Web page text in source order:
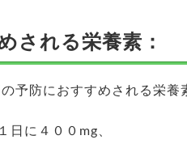
される栄養素：
予防におすすめされる栄養
に４００mg、